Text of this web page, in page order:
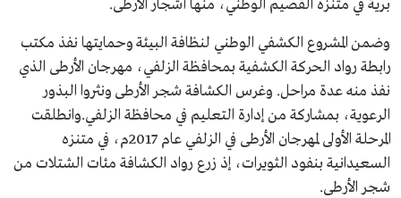
برية في متنزه القصيم الوطني، منها أشجار الأرطى.
وضمن المشروع الكشفي الوطني لنظافة البيئة وحمايتها نفذ مكتب
رابطة رواد الحركة الكشفية بمحافظة الزلفي، مهرجان الأرطى الذي
نفذ منه عدة مراحل. وغرس الكشافة شجر الأرطى ونثروا البذور
الرعوية، بمشاركة من إدارة التعليم في محافظة الزلفي.وانطلقت
المرحلة الأولى لمهرجان الأرطى في الزلفي عام 2017م، في متنزه
السعيدانية بنفود الثويرات، إذ زرع رواد الكشافة مئات الشتلات من
شجر الأرطى.